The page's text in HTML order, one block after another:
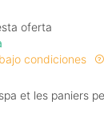
oferta
condiciones
et les paniers